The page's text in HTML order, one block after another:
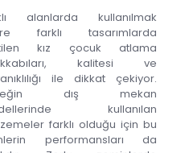
alanlarda kullanılmak
farklı tasarımlarda
kız çocuk atlama
kalitesi ve
ile dikkat çekiyor.
dış mekan
kullanılan
farklı olduğu için bu
performansları da